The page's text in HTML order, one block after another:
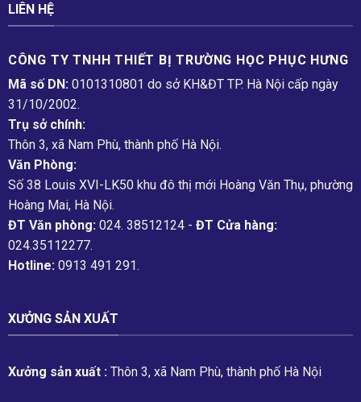
LIÊN HỆ
CÔNG TY TNHH THIẾT BỊ TRƯỜNG HỌC PHỤC H­ƯNG
Mã số DN: 0101310801 do sở KH&ĐT TP. Hà Nội cấp ngày
31/10/2002.
Trụ sở chính:
Thôn 3, xã Nam Phù, thành phố Hà Nội.
Văn Phòng:
Số 38 Louis XVI-LK50 khu đô thị mới Hoàng Văn Thụ, phường
Hoàng Mai, Hà Nội.
ĐT Văn phòng:024. 38512124 - ĐT Cửa hàng:
024.35112277.
Hotline:0913 491 291.
XƯỞNG SẢN XUẤT
Xưởng sản xuất :Thôn 3, xã Nam Phù, thành phố Hà Nội